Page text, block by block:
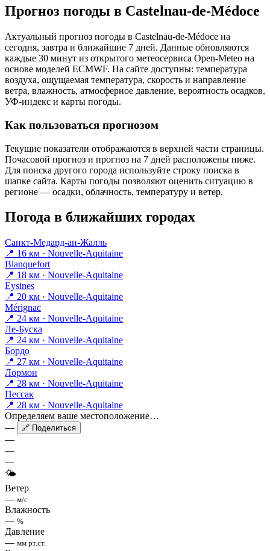
Прогноз погоды в Castelnau-de-Médocе
Актуальный прогноз погоды в Castelnau-de-Médocе на
сегодня, завтра и ближайшие 7 дней. Данные обновляются
каждые 30 минут из открытого метеосервиса Open-Meteo на
основе моделей ECMWF. На сайте доступны: температура
воздуха, ощущаемая температура, скорость и направление
ветра, влажность, атмосферное давление, вероятность осадков,
УФ-индекс и карты погоды.
Как пользоваться прогнозом
Текущие показатели отображаются в верхней части страницы.
Почасовой прогноз и прогноз на 7 дней расположены ниже.
Для поиска другого города используйте строку поиска в
шапке сайта. Карты погоды позволяют оценить ситуацию в
регионе — осадки, облачность, температуру и ветер.
Погода в ближайших городах
Санкт-Медард-ан-Жалль
📍 16 км · Nouvelle-Aquitaine
Blanquefort
📍 18 км · Nouvelle-Aquitaine
Eysines
📍 20 км · Nouvelle-Aquitaine
Mérignac
📍 24 км · Nouvelle-Aquitaine
Ле-Буска
📍 24 км · Nouvelle-Aquitaine
Бордо
📍 27 км · Nouvelle-Aquitaine
Лормон
📍 28 км · Nouvelle-Aquitaine
Пессак
📍 28 км · Nouvelle-Aquitaine
Определяем ваше местоположение…
—
🔗 Поделиться
—
—
—
🌤
Ветер
— м/с
Влажность
— %
Давление
— мм рт.ст.